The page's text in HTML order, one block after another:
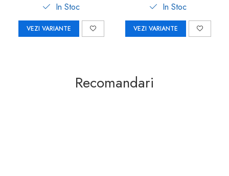
In Stoc
VEZI VARIANTE
In Stoc
VEZI VARIANTE
Recomandari